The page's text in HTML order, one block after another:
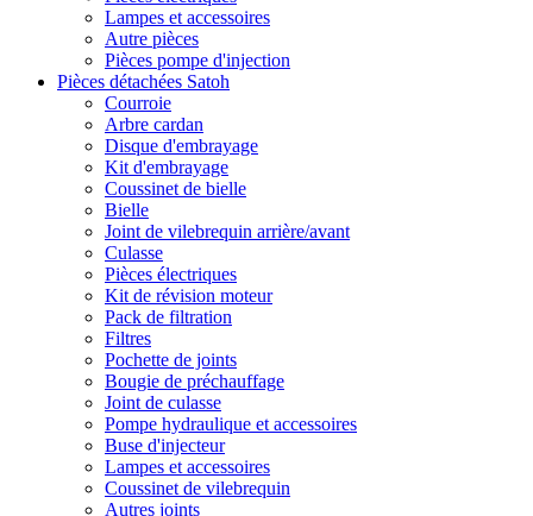
Lampes et accessoires
Autre pièces
Pièces pompe d'injection
Pièces détachées Satoh
Courroie
Arbre cardan
Disque d'embrayage
Kit d'embrayage
Coussinet de bielle
Bielle
Joint de vilebrequin arrière/avant
Culasse
Pièces électriques
Kit de révision moteur
Pack de filtration
Filtres
Pochette de joints
Bougie de préchauffage
Joint de culasse
Pompe hydraulique et accessoires
Buse d'injecteur
Lampes et accessoires
Coussinet de vilebrequin
Autres joints